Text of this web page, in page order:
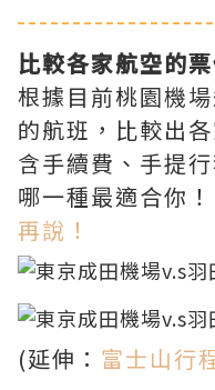
比較各家航空的
根據目前桃園機
的航班，比較出
含手續費、手提
哪一種最適合你
再說！
(延伸： 富士山行